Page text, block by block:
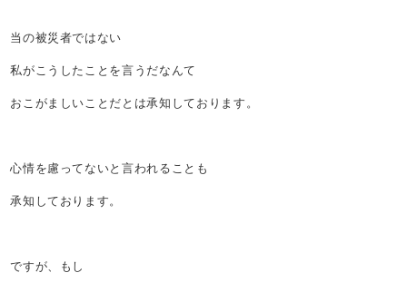
当の被災者ではない
私がこうしたことを言うだなんて
おこがましいことだとは承知しております。
心情を慮ってないと言われることも
承知しております。
ですが、もし